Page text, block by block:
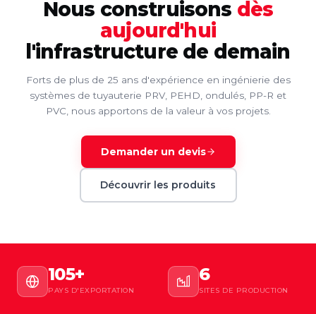
Nous construisons dès
aujourd'hui
l'infrastructure de demain
Forts de plus de 25 ans d'expérience en ingénierie des
systèmes de tuyauterie PRV, PEHD, ondulés, PP-R et
PVC, nous apportons de la valeur à vos projets.
Demander un devis
Découvrir les produits
105+
PAYS D'EXPORTATION
6
SITES DE PRODUCTION